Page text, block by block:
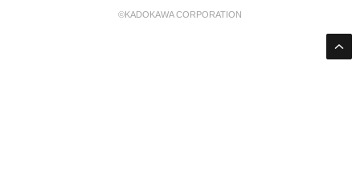
©KADOKAWA CORPORATION